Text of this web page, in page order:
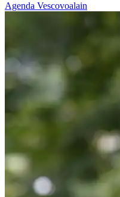
Agenda Vescovoalain